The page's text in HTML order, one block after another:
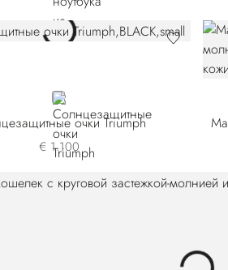
BLACK
очки Triumph
€ 1.100